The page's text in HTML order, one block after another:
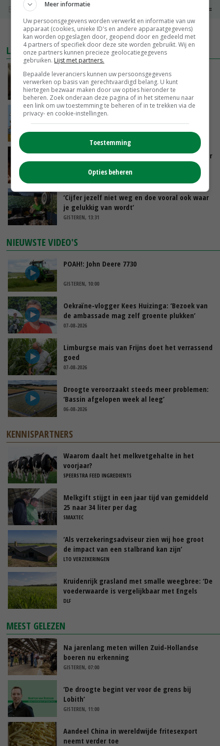
Boerenkaas
MEER MARKTPRIJZEN
LAATSTE NIEUWS
‘Samenwerking A-ware en Amalthea gaat
zorgen voor meer balans’
GISTEREN, 16:01
Internationale vraag naar geitenzuivel blijft
groot: Nederland in Europese top
GISTEREN, 15:33
Vlaamse varkensstapel krimpt, pluimveesector
GISTEREN, 15:20
‘Cijfer jezelf niet weg en doe vooral ook waar
je gelukkig van wordt’
GISTEREN, 13:31
NIEUWSTE VIDEO'S
POAH!: John Deere 7730
GISTEREN, 10:00
Oekraïne-vlogger Kees Huizinga: ‘Bezoek van
de ambassade mag zelf groente plukken’
07-08-2026
Limburgse mais van Frijns doet het verrassend
goed
07-08-2026
Droogte veroorzaakt steeds meer problemen:
‘Bassin afgelopen week al leeg’
06-08-2026
KENNISPARTNERS
Waarom daalt het melkvetgehalte in het
voorjaar?
SPEERSTRA FEED INGREDIENTS
Melkgift stijgt in een jaar tijd van gemiddeld
25 naar 34 liter per dag
SMAXTEC
‘Als verzekeringsadviseur zien wij hoe groot
de impact van een stalbrand kan zijn’
LTO VERZEKERINGEN
Kruidenrijk grasland met smalle weegbree: ‘De
voederwaarde is vergelijkbaar met Engels
raaigras’
DLF
MEEST GELEZEN
Na jarenlang meten willen Zuid-Hollandse
boeren nu erkenning
GISTEREN, 07:00
‘De droogte begint ver voor de grens bij
Lobith’
GISTEREN, 11:00
Aandeel China in wereldwijde fritesexport
neemt verder toe
Meer informatie
Uw persoonsgegevens worden verwerkt en informatie van uw
apparaat (cookies, unieke ID's en andere apparaatgegevens)
kan worden opgeslagen door, geopend door en gedeeld met
4 partners of specifiek door deze site worden gebruikt. Wij en
onze partners kunnen precieze geolocatiegegevens
gebruiken. Lijst met partners.
Bepaalde leveranciers kunnen uw persoonsgegevens
verwerken op basis van gerechtvaardigd belang. U kunt
hiertegen bezwaar maken door uw opties hieronder te
beheren. Zoek onderaan deze pagina of in het sitemenu naar
een link om uw toestemming te beheren of in te trekken via de
privacy- en cookie-instellingen.
Toestemming
Opties beheren